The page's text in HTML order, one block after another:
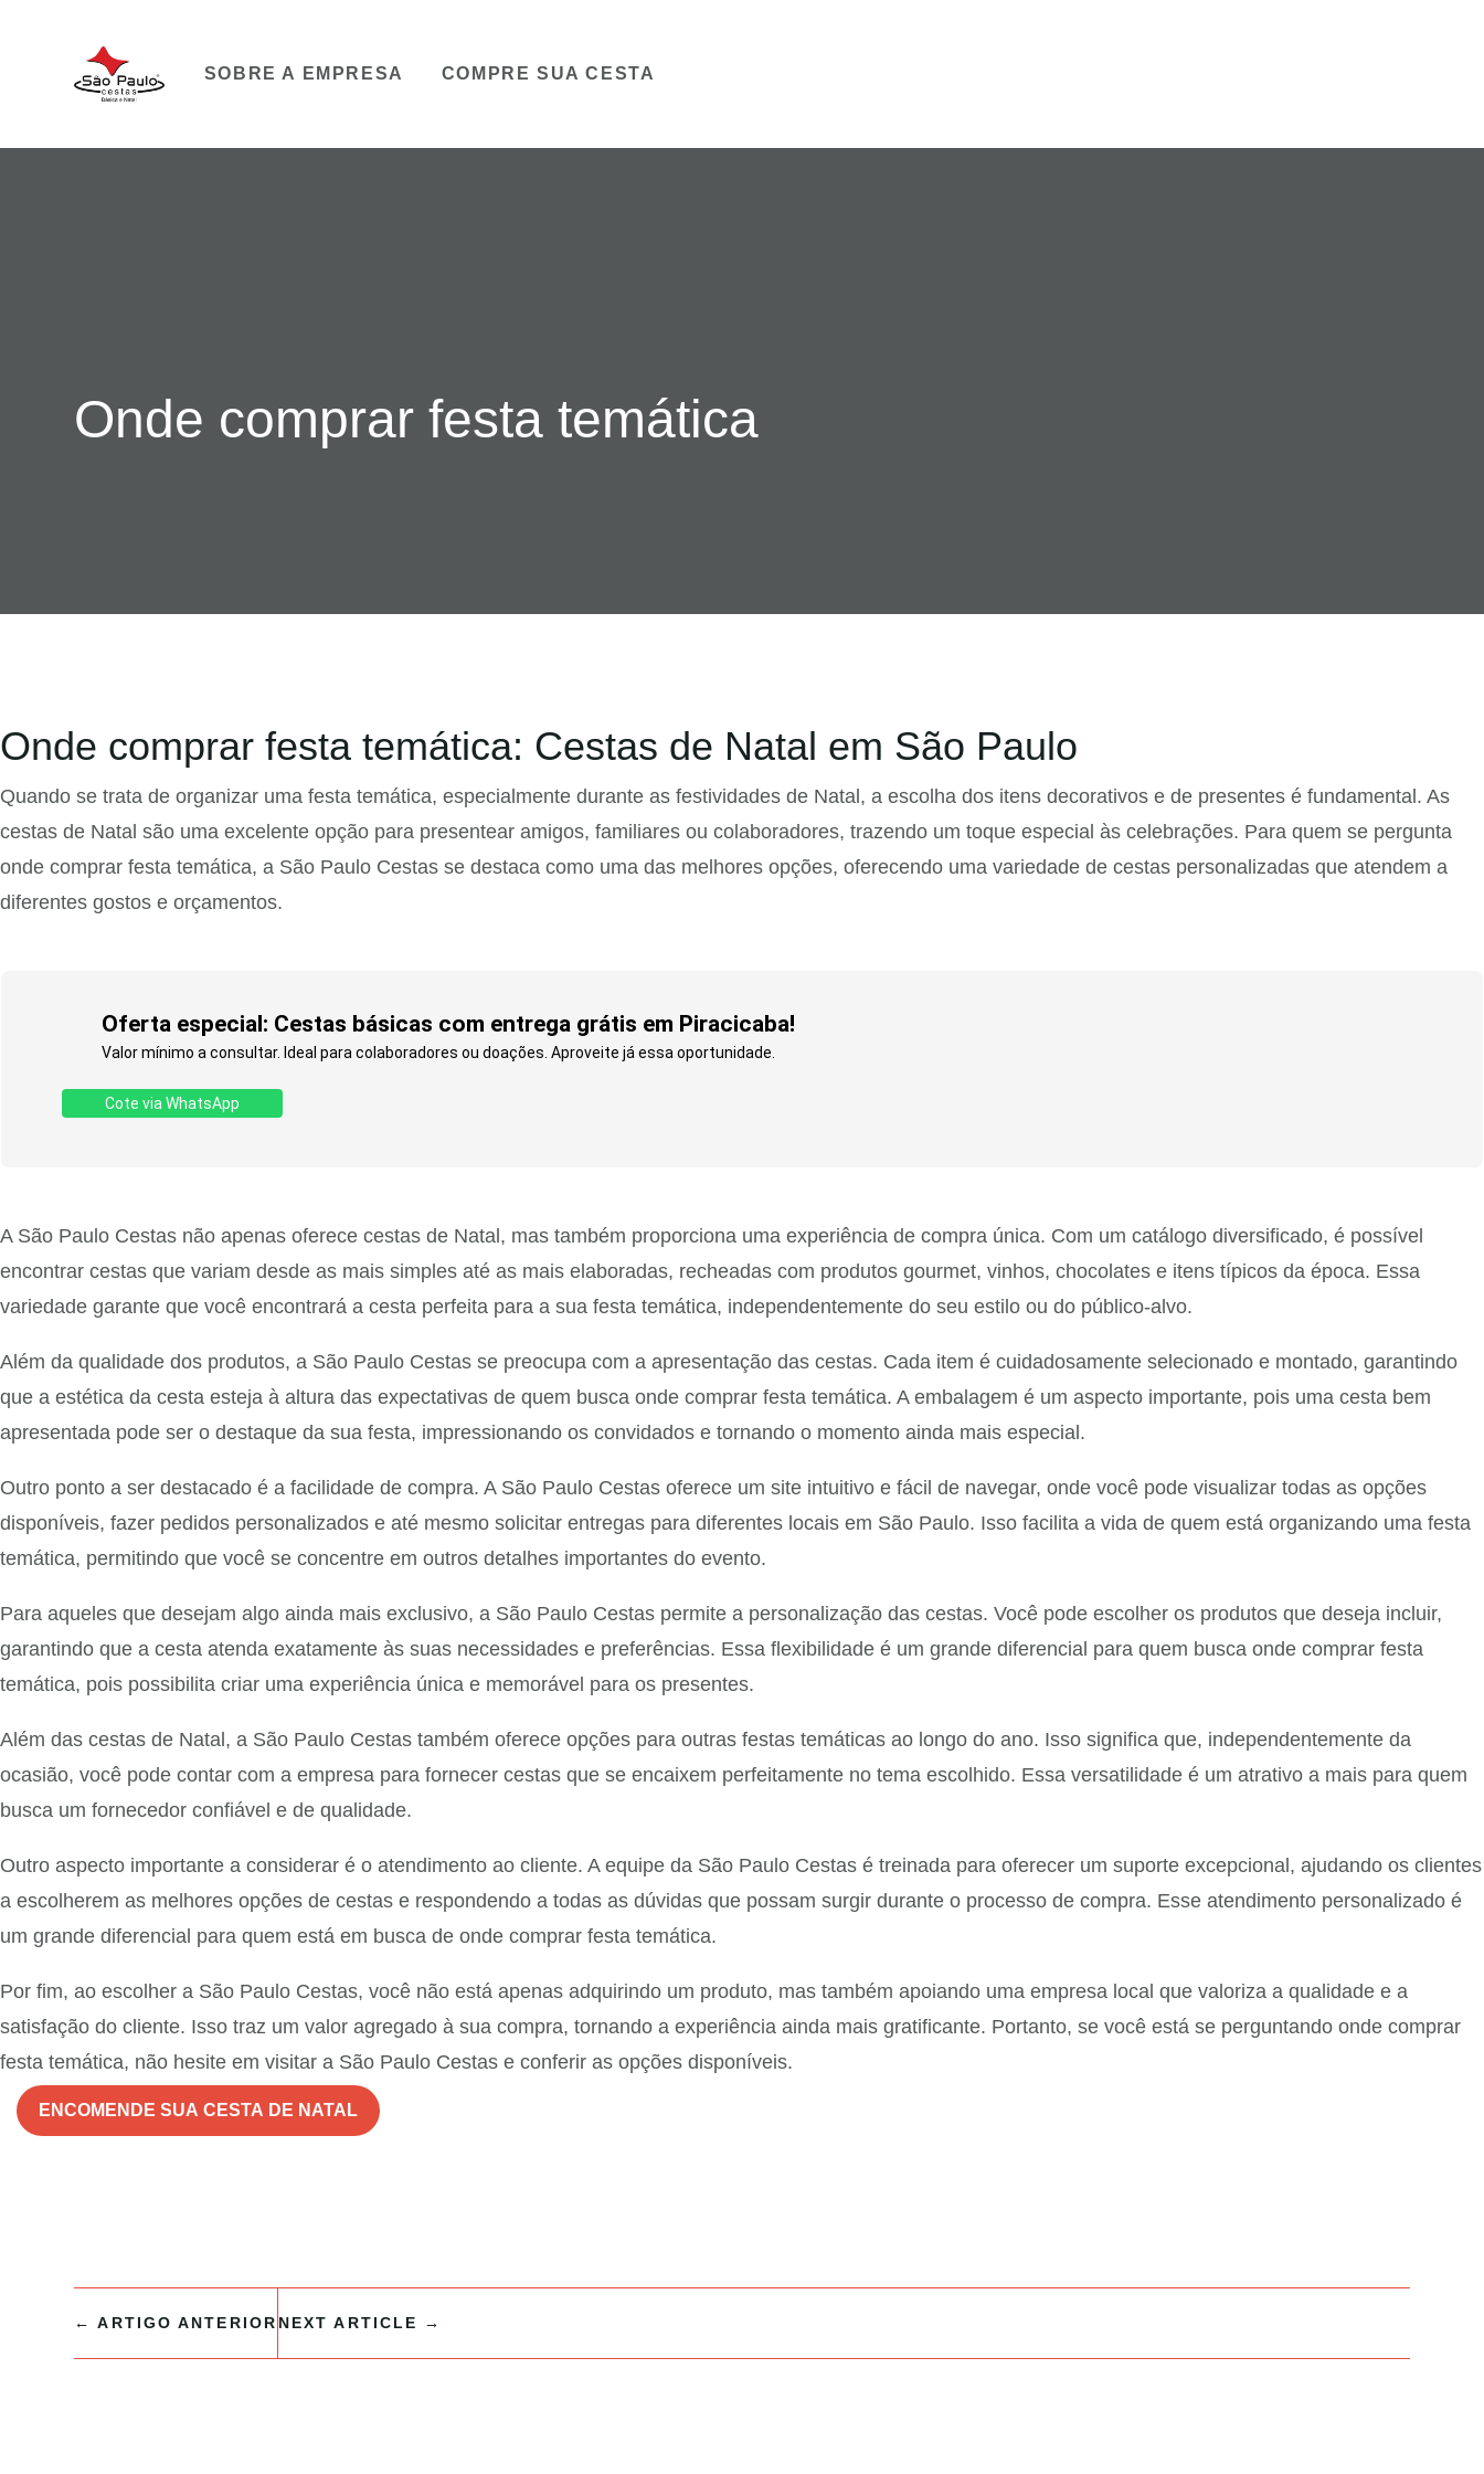
SOBRE A EMPRESA COMPRE SUA CESTA
Onde comprar festa temática
Onde comprar festa temática: Cestas de Natal em São Paulo
Quando se trata de organizar uma festa temática, especialmente durante as festividades de Natal, a escolha dos itens decorativos e de presentes é fundamental. As
cestas de Natal são uma excelente opção para presentear amigos, familiares ou colaboradores, trazendo um toque especial às celebrações. Para quem se pergunta
onde comprar festa temática, a São Paulo Cestas se destaca como uma das melhores opções, oferecendo uma variedade de cestas personalizadas que atendem a
diferentes gostos e orçamentos.
Oferta especial: Cestas básicas com entrega grátis em Piracicaba!
Valor mínimo a consultar. Ideal para colaboradores ou doações. Aproveite já essa oportunidade.
Cote via WhatsApp
A São Paulo Cestas não apenas oferece cestas de Natal, mas também proporciona uma experiência de compra única. Com um catálogo diversificado, é possível
encontrar cestas que variam desde as mais simples até as mais elaboradas, recheadas com produtos gourmet, vinhos, chocolates e itens típicos da época. Essa
variedade garante que você encontrará a cesta perfeita para a sua festa temática, independentemente do seu estilo ou do público-alvo.
Além da qualidade dos produtos, a São Paulo Cestas se preocupa com a apresentação das cestas. Cada item é cuidadosamente selecionado e montado, garantindo
que a estética da cesta esteja à altura das expectativas de quem busca onde comprar festa temática. A embalagem é um aspecto importante, pois uma cesta bem
apresentada pode ser o destaque da sua festa, impressionando os convidados e tornando o momento ainda mais especial.
Outro ponto a ser destacado é a facilidade de compra. A São Paulo Cestas oferece um site intuitivo e fácil de navegar, onde você pode visualizar todas as opções
disponíveis, fazer pedidos personalizados e até mesmo solicitar entregas para diferentes locais em São Paulo. Isso facilita a vida de quem está organizando uma festa
temática, permitindo que você se concentre em outros detalhes importantes do evento.
Para aqueles que desejam algo ainda mais exclusivo, a São Paulo Cestas permite a personalização das cestas. Você pode escolher os produtos que deseja incluir,
garantindo que a cesta atenda exatamente às suas necessidades e preferências. Essa flexibilidade é um grande diferencial para quem busca onde comprar festa
temática, pois possibilita criar uma experiência única e memorável para os presentes.
Além das cestas de Natal, a São Paulo Cestas também oferece opções para outras festas temáticas ao longo do ano. Isso significa que, independentemente da
ocasião, você pode contar com a empresa para fornecer cestas que se encaixem perfeitamente no tema escolhido. Essa versatilidade é um atrativo a mais para quem
busca um fornecedor confiável e de qualidade.
Outro aspecto importante a considerar é o atendimento ao cliente. A equipe da São Paulo Cestas é treinada para oferecer um suporte excepcional, ajudando os clientes
a escolherem as melhores opções de cestas e respondendo a todas as dúvidas que possam surgir durante o processo de compra. Esse atendimento personalizado é
um grande diferencial para quem está em busca de onde comprar festa temática.
Por fim, ao escolher a São Paulo Cestas, você não está apenas adquirindo um produto, mas também apoiando uma empresa local que valoriza a qualidade e a
satisfação do cliente. Isso traz um valor agregado à sua compra, tornando a experiência ainda mais gratificante. Portanto, se você está se perguntando onde comprar
festa temática, não hesite em visitar a São Paulo Cestas e conferir as opções disponíveis.
ENCOMENDE SUA CESTA DE NATAL
←ARTIGO ANTERIOR NEXT ARTICLE →